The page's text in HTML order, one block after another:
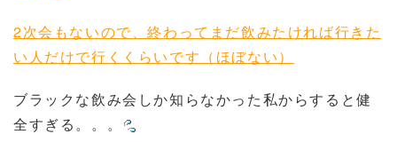
2次会もないので、終わってまだ飲みたければ行きた
い人だけで行くくらいです（ほぼない）
ブラックな飲み会しか知らなかった私からすると健
全すぎる。。。